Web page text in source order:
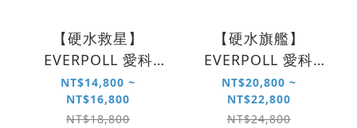
【硬水救星】
EVERPOLL 愛科
RO-600 直出 RO 淨
水系統
NT$14,800 ~
NT$16,800
NT$18,800
【硬水旗艦】
EVERPOLL 愛科
RO-900G 直出 RO
淨水系統｜閃耀白
NT$20,800 ~
NT$22,800
NT$24,800